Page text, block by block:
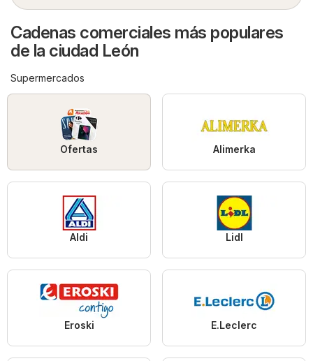
Cadenas comerciales más populares
de la ciudad León
Supermercados
Ofertas Alimerka
Aldi Lidl
Eroski E.Leclerc